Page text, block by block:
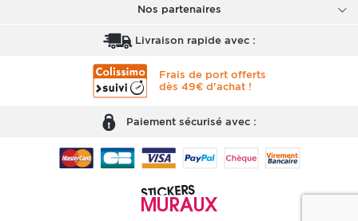
Nos partenaires
Livraison rapide avec :
Frais de port offerts
dès 49€ d'achat !
Paiement sécurisé avec :